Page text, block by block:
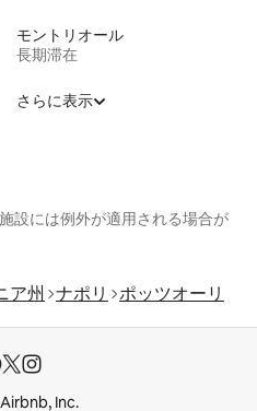
モントリオール
長期滞在
さらに表示
設には例外が適用される場合が
ア州 ナポリ
ポッツオーリ
Inc.